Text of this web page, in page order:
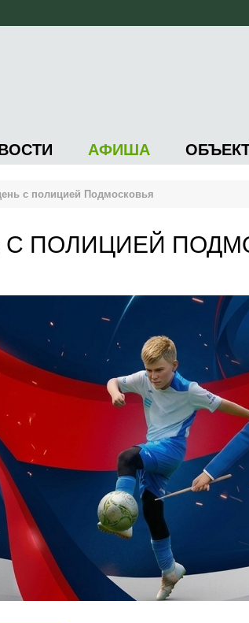
АФИША
с полицией Подмосковья
С ПОЛИЦИЕЙ